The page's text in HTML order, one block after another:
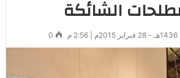
الشائكة
0